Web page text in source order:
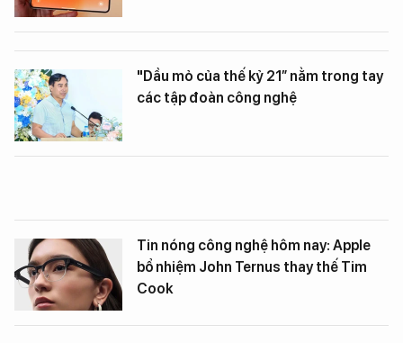
"Dầu mỏ của thế kỷ 21” nằm trong tay
các tập đoàn công nghệ
Tin nóng công nghệ hôm nay: Apple
bổ nhiệm John Ternus thay thế Tim
Cook